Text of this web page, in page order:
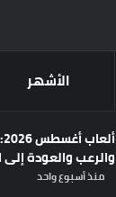
الأشهر
والرعب والعودة
منذ أسبوع واحد